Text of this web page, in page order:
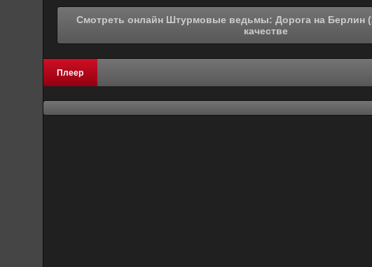
Смотреть онлайн Штурмовые ведьмы: Дорога на Берлин (2020) в хорошем
качестве
Плеер